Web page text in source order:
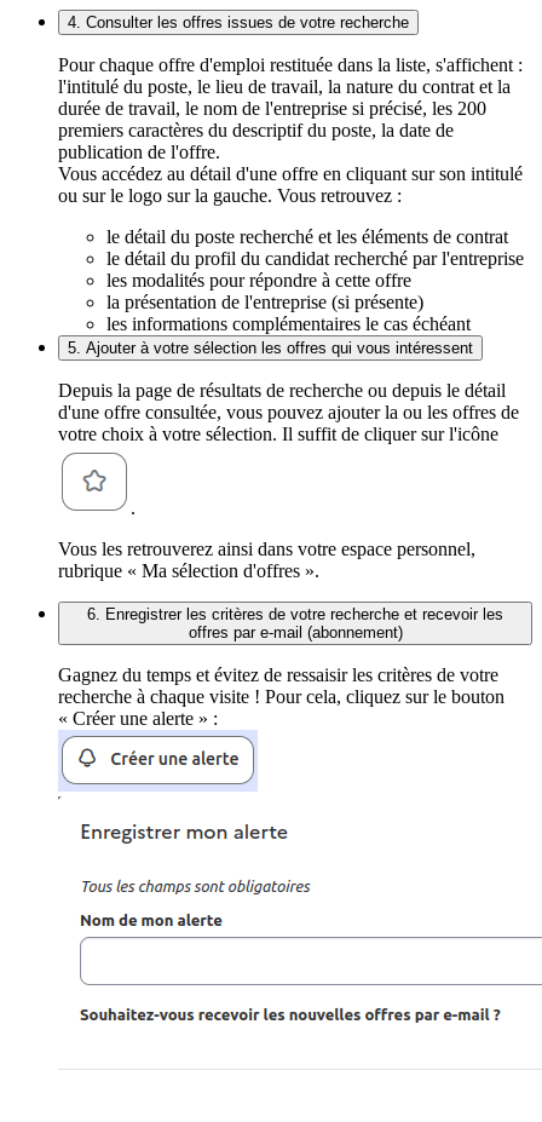
4. Consulter les offres issues de votre recherche
Pour chaque offre d'emploi restituée dans la liste, s'affichent :
l'intitulé du poste, le lieu de travail, la nature du contrat et la
durée de travail, le nom de l'entreprise si précisé, les 200
premiers caractères du descriptif du poste, la date de
publication de l'offre.
Vous accédez au détail d'une offre en cliquant sur son intitulé
ou sur le logo sur la gauche. Vous retrouvez :
le détail du poste recherché et les éléments de contrat
le détail du profil du candidat recherché par l'entreprise
les modalités pour répondre à cette offre
la présentation de l'entreprise (si présente)
les informations complémentaires le cas échéant
5. Ajouter à votre sélection les offres qui vous intéressent
Depuis la page de résultats de recherche ou depuis le détail
d'une offre consultée, vous pouvez ajouter la ou les offres de
votre choix à votre sélection. Il suffit de cliquer sur l'icône
.
Vous les retrouverez ainsi dans votre espace personnel,
rubrique « Ma sélection d'offres ».
6. Enregistrer les critères de votre recherche et recevoir les
offres par e-mail (abonnement)
Gagnez du temps et évitez de ressaisir les critères de votre
recherche à chaque visite ! Pour cela, cliquez sur le bouton
« Créer une alerte » :